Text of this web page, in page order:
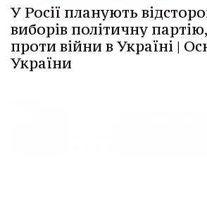
У Росії планують
виборів політичну
проти війни в Україні |
України